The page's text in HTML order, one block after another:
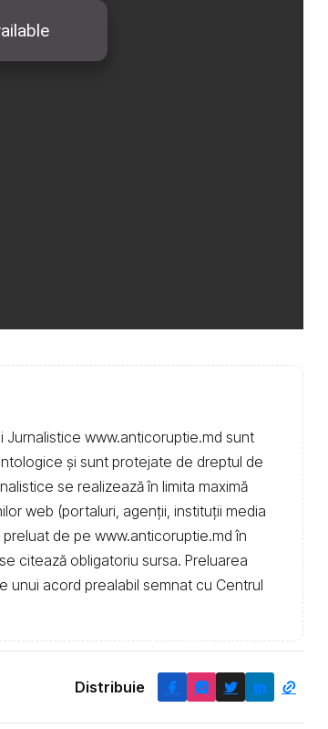
Jurnalistice www.anticoruptie.md sunt
și sunt protejate de dreptul de
se realizează în limita maximă
web (portaluri, agenții, instituţii media
de pe www.anticoruptie.md în
citează obligatoriu sursa. Preluarea
unui acord prealabil semnat cu Centrul
Distribuie